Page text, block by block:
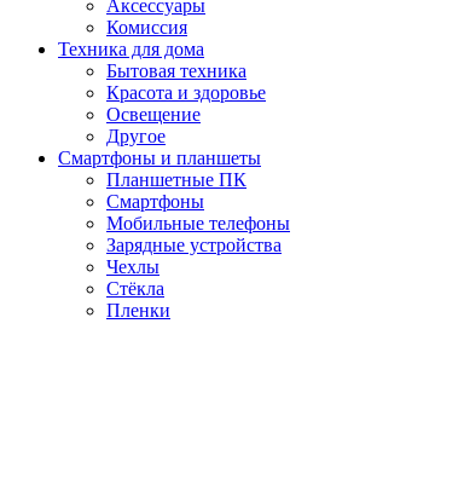
Аксессуары
Комиссия
Техника для дома
Бытовая техника
Красота и здоровье
Освещение
Другое
Смартфоны и планшеты
Планшетные ПК
Смартфоны
Мобильные телефоны
Зарядные устройства
Чехлы
Стёкла
Пленки